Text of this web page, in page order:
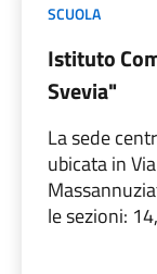
SCUOLA
Istituto
Svevia"
La sede
ubicata in
le sezioni: